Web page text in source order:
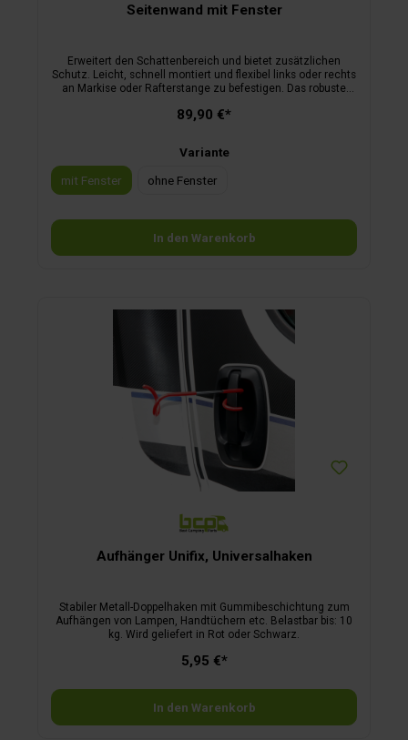
Seitenwand mit Fenster
Erweitert den Schattenbereich und bietet zusätzlichen
Schutz. Leicht, schnell montiert und flexibel links oder rechts
an Markise oder Rafterstange zu befestigen. Das robuste
langlebig.
89,90 €*
Variante
mit Fenster
ohne Fenster
In den Warenkorb
Aufhänger Unifix, Universalhaken
Stabiler Metall-Doppelhaken mit Gummibeschichtung zum
Aufhängen von Lampen, Handtüchern etc. Belastbar bis: 10
kg. Wird geliefert in Rot oder Schwarz.
5,95 €*
In den Warenkorb